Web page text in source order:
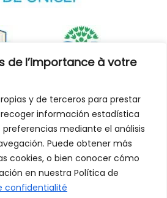
de l’importance à votre
y de terceros para prestar
información estadística
mediante el análisis
Puede obtener más
cookies, o bien conocer cómo
en nuestra Política de
confidentialité
Politique de confidentialité
de cookies
Molière de Saragosse. Tous droits
web :